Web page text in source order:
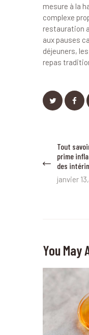
mesure à la
complexe
restauration
aux pauses
déjeuners,
repas
de
l’article
Previous
post:
Tout
prime
des
janvier
You May